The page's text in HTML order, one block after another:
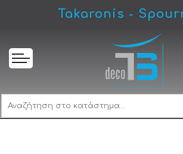
Takaronis -
Convex 699-96 Λαβίτσα Αντικέ